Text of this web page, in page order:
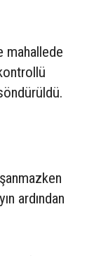
mahallede
ardından